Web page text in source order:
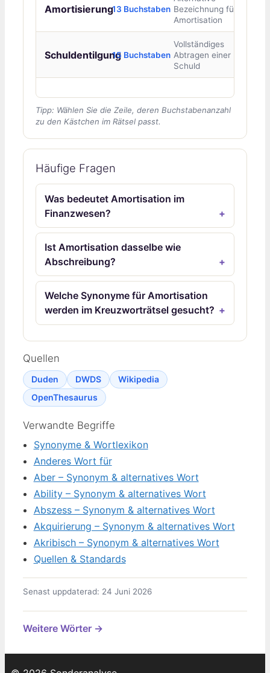
Amortisierung13 Buchstaben Bezeichnung für
Amortisation
Schuldentilgung15 Buchstaben
Vollständiges
Abtragen einer
Schuld
Tipp: Wählen Sie die Zeile, deren Buchstabenanzahl
zu den Kästchen im Rätsel passt.
Häufige Fragen
Was bedeutet Amortisation im
Finanzwesen?
Ist Amortisation dasselbe wie
Abschreibung?
Welche Synonyme für Amortisation
werden im Kreuzworträtsel gesucht?
Quellen
Duden DWDS
Wikipedia
OpenThesaurus
Verwandte Begriffe
Synonyme & Wortlexikon
Anderes Wort für
Aber – Synonym & alternatives Wort
Ability – Synonym & alternatives Wort
Abszess – Synonym & alternatives Wort
Akquirierung – Synonym & alternatives Wort
Akribisch – Synonym & alternatives Wort
Quellen & Standards
Senast uppdaterad: 24 Juni 2026
Weitere Wörter →